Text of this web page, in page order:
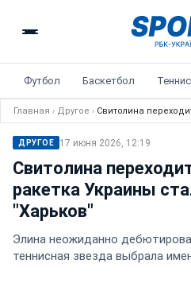
Футбол Баскетбол Теннис
Главная › Другое › Свитолина
ДРУГОЕ 17 июня 2026, 12:19
Свитолина
ракетка Украины
"Харьков"
Элина неожиданно
теннисная звезда выбрала